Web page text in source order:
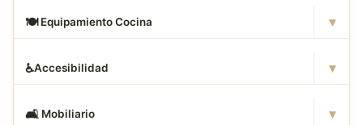
🍽️ Equipamiento Cocina ▾
♿Accesibilidad ▾
🛋 ️ Mobiliario ▾